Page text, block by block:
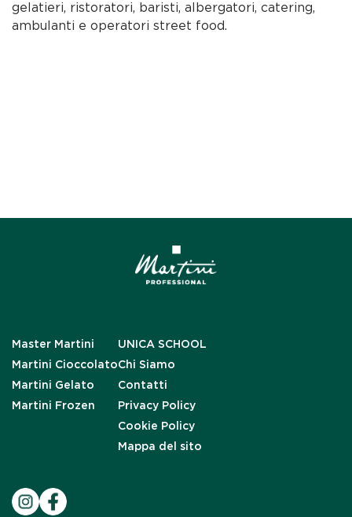
gelatieri, ristoratori, baristi, albergatori, catering,
ambulanti e operatori street food.
Master Martini
Martini Cioccolato
Martini Gelato
Martini Frozen
UNICA SCHOOL
Chi Siamo
Contatti
Privacy Policy
Cookie Policy
Mappa del sito